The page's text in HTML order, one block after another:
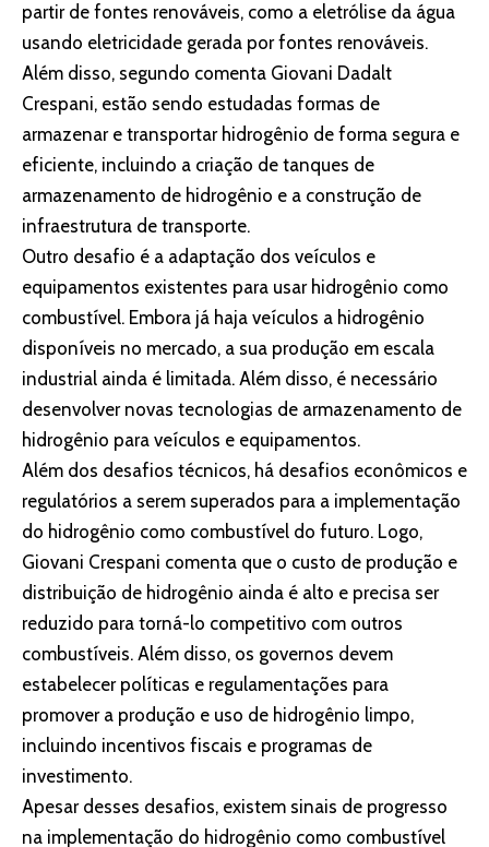
partir de fontes renováveis, como a eletrólise da água
usando eletricidade gerada por fontes renováveis.
Além disso, segundo comenta Giovani Dadalt
Crespani, estão sendo estudadas formas de
armazenar e transportar hidrogênio de forma segura e
eficiente, incluindo a criação de tanques de
armazenamento de hidrogênio e a construção de
infraestrutura de transporte.
Outro desafio é a adaptação dos veículos e
equipamentos existentes para usar hidrogênio como
combustível. Embora já haja veículos a hidrogênio
disponíveis no mercado, a sua produção em escala
industrial ainda é limitada. Além disso, é necessário
desenvolver novas tecnologias de armazenamento de
hidrogênio para veículos e equipamentos.
Além dos desafios técnicos, há desafios econômicos e
regulatórios a serem superados para a implementação
do hidrogênio como combustível do futuro. Logo,
Giovani Crespani comenta que o custo de produção e
distribuição de hidrogênio ainda é alto e precisa ser
reduzido para torná-lo competitivo com outros
combustíveis. Além disso, os governos devem
estabelecer políticas e regulamentações para
promover a produção e uso de hidrogênio limpo,
incluindo incentivos fiscais e programas de
investimento.
Apesar desses desafios, existem sinais de progresso
na implementação do hidrogênio como combustível